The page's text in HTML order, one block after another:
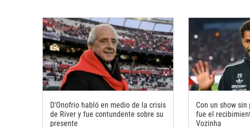
D'Onofrio habló en medio de la crisis
de River y fue contundente sobre su
presente
Con un show
fue el
Vozinha